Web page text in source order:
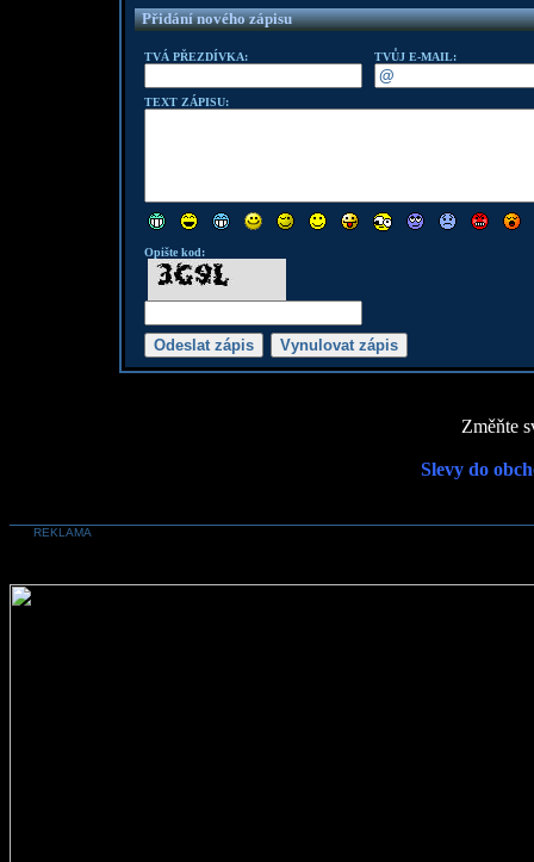
Přidání nového zápisu
TVÁ PŘEZDÍVKA: TVŮJ E-MAIL:
TEXT ZÁPISU:
Opište kod:
Změňte
Slevy do
REKLAMA